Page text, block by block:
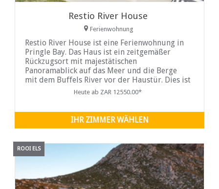
Restio River House
Ferienwohnung
Restio River House ist eine Ferienwohnung in
Pringle Bay. Das Haus ist ein zeitgemäßer
Rückzugsort mit majestätischen
Panoramablick auf das Meer und die Berge
mit dem Buffels River vor der Haustür. Dies ist
der perfekte Ort, um einen Küstenurlaub zu
Heute ab ZAR 12550.00*
IHR ZIMMER WÄHLEN
ROOI ELS